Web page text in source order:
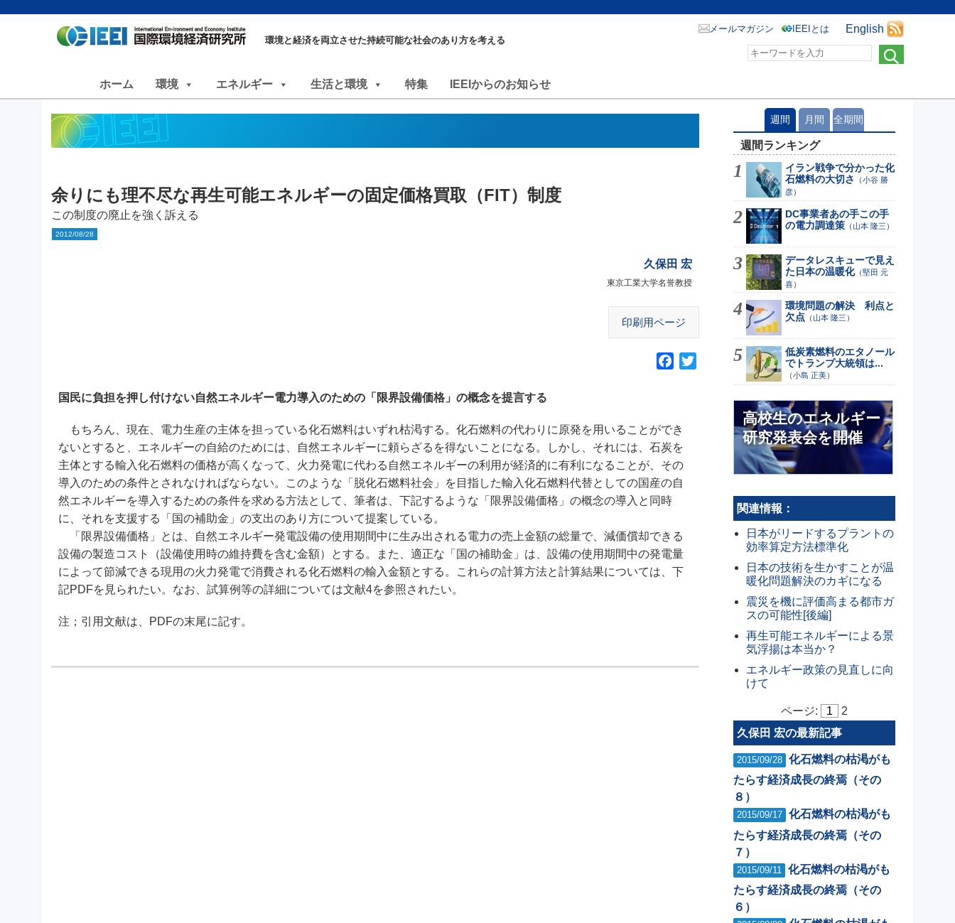
環境と経済を両立させた持続可能な社会のあり方を考える
English
メールマガジン IEEIとは
ホーム 環境 エネルギー 生活と環境 特集 IEEIからのお知らせ
余りにも理不尽な再生可能エネルギーの固定価格買取（FIT）制度
この制度の廃止を強く訴える
2012/08/28
久保田 宏
東京工業大学名誉教授
印刷用ページ
b
o
o
k
国民に負担を押し付けない自然エネルギー電力導入のための「限界設備価格」の概念を提言する
もちろん、現在、電力生産の主体を担っている化石燃料はいずれ枯渇する。化石燃料の代わりに原発を用いることができ
ないとすると、エネルギーの自給のためには、自然エネルギーに頼らざるを得ないことになる。しかし、それには、石炭を
主体とする輸入化石燃料の価格が高くなって、火力発電に代わる自然エネルギーの利用が経済的に有利になることが、その
導入のための条件とされなければならない。このような「脱化石燃料社会」を目指した輸入化石燃料代替としての国産の自
然エネルギーを導入するための条件を求める方法として、筆者は、下記するような「限界設備価格」の概念の導入と同時
に、それを支援する「国の補助金」の支出のあり方について提案している。
「限界設備価格」とは、自然エネルギー発電設備の使用期間中に生み出される電力の売上金額の総量で、減価償却できる
設備の製造コスト（設備使用時の維持費を含む金額）とする。また、適正な「国の補助金」は、設備の使用期間中の発電量
によって節減できる現用の火力発電で消費される化石燃料の輸入金額とする。これらの計算方法と計算結果については、下
記PDFを見られたい。なお、試算例等の詳細については文献4を参照されたい。
注；引用文献は、PDFの末尾に記す。
週間 月間 全期間
週間ランキング
イラン戦争で分かった化
石燃料の大切さ
（小谷 勝
彦）
DC事業者あの手この手
の電力調達策 （山本 隆三 ）
データレスキューで見え
た日本の温暖化（堅田 元
喜）
環境問題の解決 利点と
欠点 （山本 隆三 ）
低炭素燃料のエタノール
でトランプ大統領は...
（小島 正美）
高校生のエネルギー
研究発表会を開催
関連情報：
日本がリードするプラントの
効率算定方法標準化
日本の技術を生かすことが温
暖化問題解決のカギになる
震災を機に評価高まる都市ガ
スの可能性[後編]
再生可能エネルギーによる景
気浮揚は本当か？
エネルギー政策の見直しに向
けて
ページ: 1
2
久保田 宏の最新記事
2015/09/28 化石燃料の枯渇がも
たらす経済成長の終焉（その
８）
2015/09/17 化石燃料の枯渇がも
たらす経済成長の終焉（その
７）
2015/09/11
化石燃料の枯渇がも
たらす経済成長の終焉（その
６）